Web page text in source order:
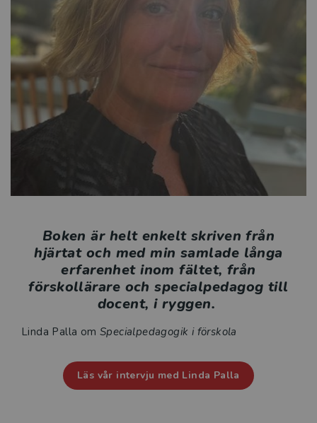
förskollärare, specialpedagoger och rektorer samt
andra intresserade.
Boken är helt enkelt skriven från
hjärtat och med min samlade långa
erfarenhet inom fältet, från
förskollärare och specialpedagog till
docent, i ryggen.
Linda Palla om Specialpedagogik i förskola
Läs vår intervju med Linda Palla